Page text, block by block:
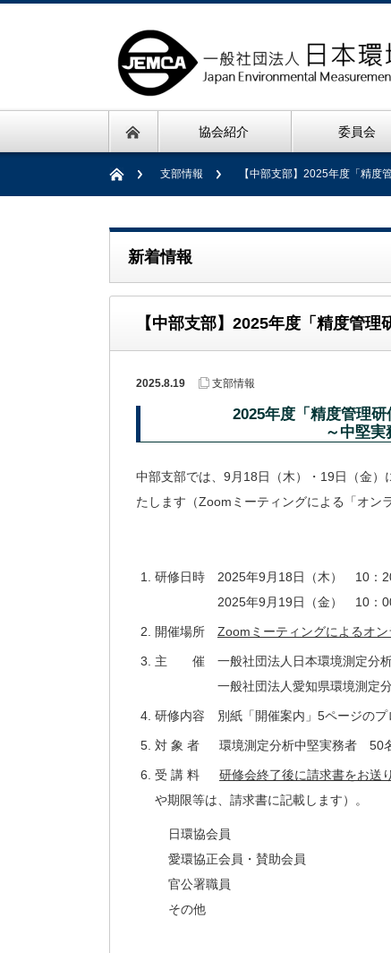
協会紹介 委員会
支部情報 【中部支部】2025年度「精
新着情報
【中部支部】2025年度「精度管
2025.8.19 支部情報
2025年度「精度管理
～中堅
中部支部では、9月18日（木）・19日（金
たします（Zoomミーティングによる「オン
研修日時 2025年9月18日（木） 10：
2025年9月19日（金） 10：
開催場所 Zoomミーティングによるオ
主 催 一般社団法人日本環境測定分
一般社団法人愛知県環境測定
研修内容 別紙「開催案内」5ページのプ
対 象 者 環境測定分析中堅実務者 50
受 講 料 研修会終了後に請求書をお送
や期限等は、請求書に記載します）。
日環協会員
愛環協正会員・賛助会員
官公署職員
その他